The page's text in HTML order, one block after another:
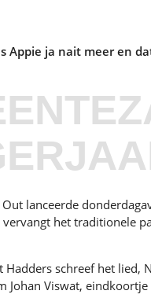
Appie ja nait meer en
lanceerde
het traditionele
Hadders schreef het
Johan Viswat,